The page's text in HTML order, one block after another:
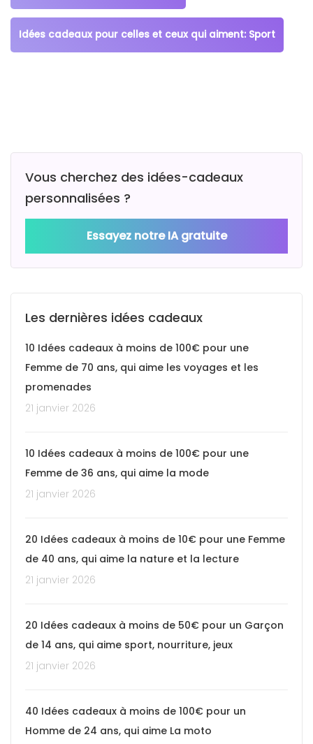
Idées cadeaux pour celles et ceux qui aiment: Sport
Vous cherchez des idées-cadeaux
personnalisées ?
Essayez notre IA gratuite
Les dernières idées cadeaux
10 Idées cadeaux à moins de 100€ pour une
Femme de 70 ans, qui aime les voyages et les
promenades
21 janvier 2026
10 Idées cadeaux à moins de 100€ pour une
Femme de 36 ans, qui aime la mode
21 janvier 2026
20 Idées cadeaux à moins de 10€ pour une Femme
de 40 ans, qui aime la nature et la lecture
21 janvier 2026
20 Idées cadeaux à moins de 50€ pour un Garçon
de 14 ans, qui aime sport, nourriture, jeux
21 janvier 2026
40 Idées cadeaux à moins de 100€ pour un
Homme de 24 ans, qui aime La moto